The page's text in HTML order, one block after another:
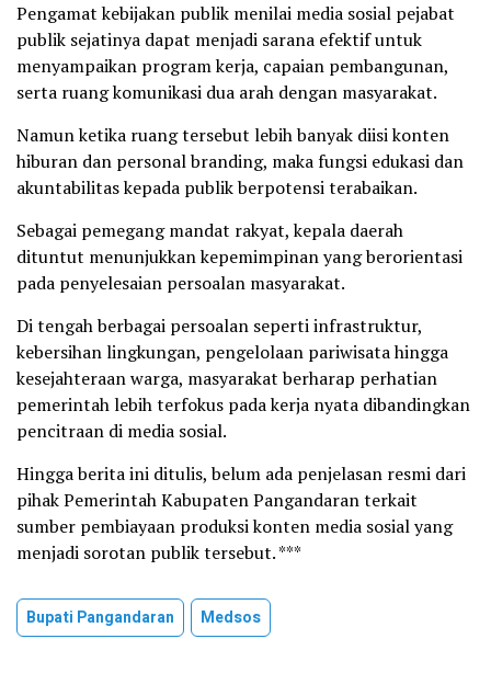
Pengamat kebijakan publik menilai media sosial pejabat
publik sejatinya dapat menjadi sarana efektif untuk
menyampaikan program kerja, capaian pembangunan,
serta ruang komunikasi dua arah dengan masyarakat.
Namun ketika ruang tersebut lebih banyak diisi konten
hiburan dan personal branding, maka fungsi edukasi dan
akuntabilitas kepada publik berpotensi terabaikan.
Sebagai pemegang mandat rakyat, kepala daerah
dituntut menunjukkan kepemimpinan yang berorientasi
pada penyelesaian persoalan masyarakat.
Di tengah berbagai persoalan seperti infrastruktur,
kebersihan lingkungan, pengelolaan pariwisata hingga
kesejahteraan warga, masyarakat berharap perhatian
pemerintah lebih terfokus pada kerja nyata dibandingkan
pencitraan di media sosial.
Hingga berita ini ditulis, belum ada penjelasan resmi dari
pihak Pemerintah Kabupaten Pangandaran terkait
sumber pembiayaan produksi konten media sosial yang
menjadi sorotan publik tersebut. ***
Bupati Pangandaran Medsos